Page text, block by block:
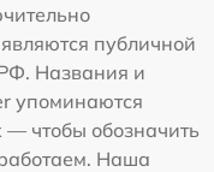
публичной
Названия и
упоминаются
чтобы обозначить
Наша